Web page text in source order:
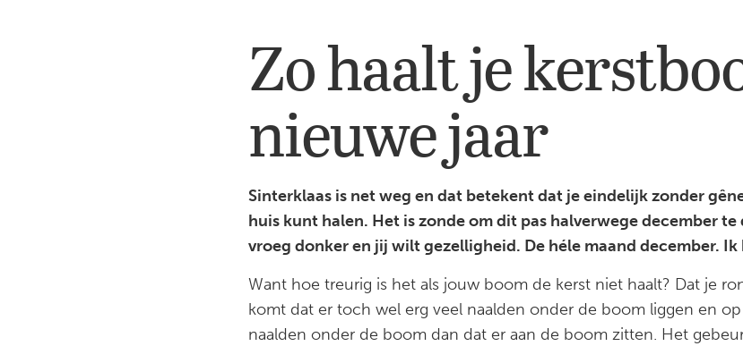
Zo haalt je
nieuwe jaar
Sinterklaas is net weg en dat betekent dat je eindelijk zonder
huis kunt halen. Het is zonde om dit pas halverwege december te
vroeg donker en jij wilt gezelligheid. De héle maand december. Ik
Want hoe treurig is het als jouw boom de kerst niet haalt? Dat je
komt dat er toch wel erg veel naalden onder de boom liggen en
naalden onder de boom dan dat er aan de boom zitten. Het